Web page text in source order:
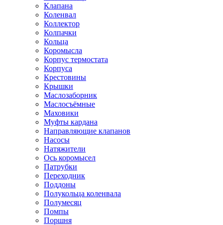
Клапана
Коленвал
Коллектор
Колпачки
Кольца
Коромысла
Корпус термостата
Корпуса
Крестовины
Крышки
Маслозаборник
Маслосъёмные
Маховики
Муфты кардана
Направляющие клапанов
Насосы
Натяжители
Ось коромысел
Патрубки
Переходник
Поддоны
Полукольца коленвала
Полумесяц
Помпы
Поршня